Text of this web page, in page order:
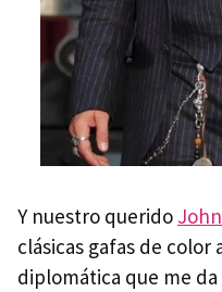
Y nuestro querido
clásicas gafas de color
diplomática que me